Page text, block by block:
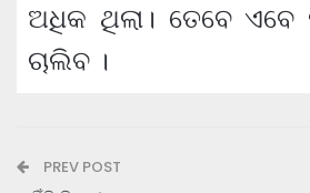
ଅଧିକ ଥିଲା। ତେବେ ଏବେ
ଚାଲିବ ।
PREV POST